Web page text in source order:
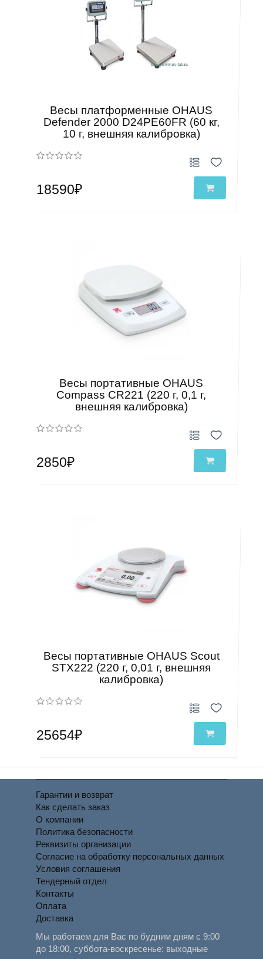
Весы платформенные OHAUS
Defender 2000 D24PE60FR (60 кг,
10 г, внешняя калибровка)
18590₽
Весы портативные OHAUS
Compass CR221 (220 г, 0,1 г,
внешняя калибровка)
2850₽
Весы портативные OHAUS Scout
STX222 (220 г, 0,01 г, внешняя
калибровка)
25654₽
Гарантии и возврат
Как сделать заказ
О компании
Политика безопасности
Реквизиты организации
Согласие на обработку персональных данных
Условия соглашения
Тендерный отдел
Контакты
Оплата
Доставка
Мы работаем для Вас по будним дням с 9:00
до 18:00, суббота-воскресенье: выходные